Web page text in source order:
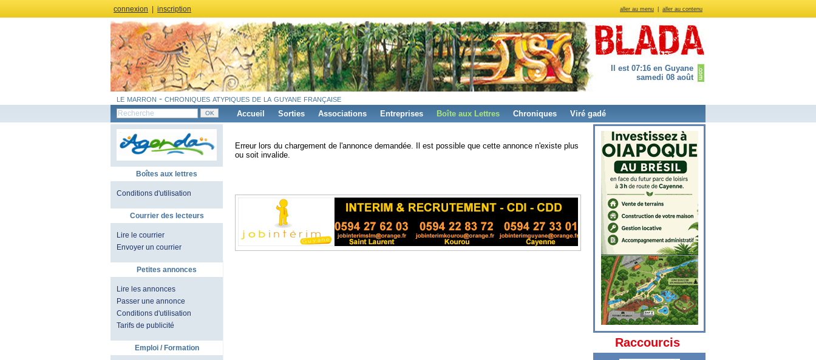
aller au menu aller au contenu
connexion inscription
Il est 07:16 en Guyane
samedi 08 août
le marron - chroniques atypiques de la guyane française
Accueil Sorties Associations Entreprises Boîte aux Lettres Chroniques Viré gadé
Boîtes aux lettres
Conditions d'utilisation
Courrier des lecteurs
Lire le courrier
Envoyer un courrier
Petites annonces
Lire les annonces
Passer une annonce
Conditions d'utilisation
Tarifs de publicité
Emploi / Formation
Erreur lors du chargement de l'annonce demandée. Il est possible que cette annonce n'existe plus
ou soit invalide.
Raccourcis